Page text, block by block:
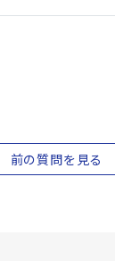
前の質問を見る